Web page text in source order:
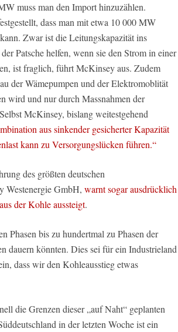
muss man den Import hinzuzählen.
dass man mit etwa 10 000 MW
Zwar ist die Leitungskapazität ins
Patsche helfen, wenn sie den Strom in einer
ist fraglich, führt McKinsey aus. Zudem
der Wämepumpen und der Elektromoblität
wird und nur durch Massnahmen der
McKinsey, bislang weitestgehend
aus sinkender gesicherter Kapazität
kann zu Versorgungslücken führen.“
des größten deutschen
Westenergie GmbH, warnt sogar ausdrücklich
der Kohle aussteigt.
Phasen bis zu hundertmal zu Phasen der
dauern könnten. Dies sei für ein Industrieland
dass wir den Kohleausstieg etwas
die Grenzen dieser „auf Naht“ geplanten
in der letzten Woche ist ein